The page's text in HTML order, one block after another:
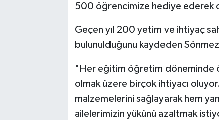
500 öğrencimize hediye ederek
Geçen yıl 200 yetim ve ihtiyaç
bulunulduğunu kaydeden
"Her eğitim öğretim döneminde
olmak üzere birçok ihtiyacı
malzemelerini sağlayarak hem
ailelerimizin yükünü azaltmak